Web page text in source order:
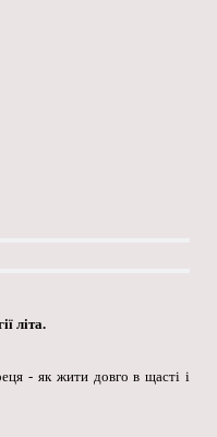
літа.
- як жити довго в щасті і